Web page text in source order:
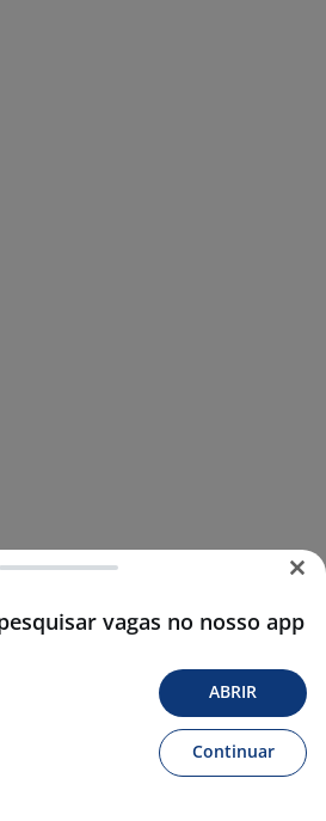
vagas no nosso app
ABRIR
Continuar